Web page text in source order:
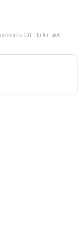
Ctrl + Enter, щоб